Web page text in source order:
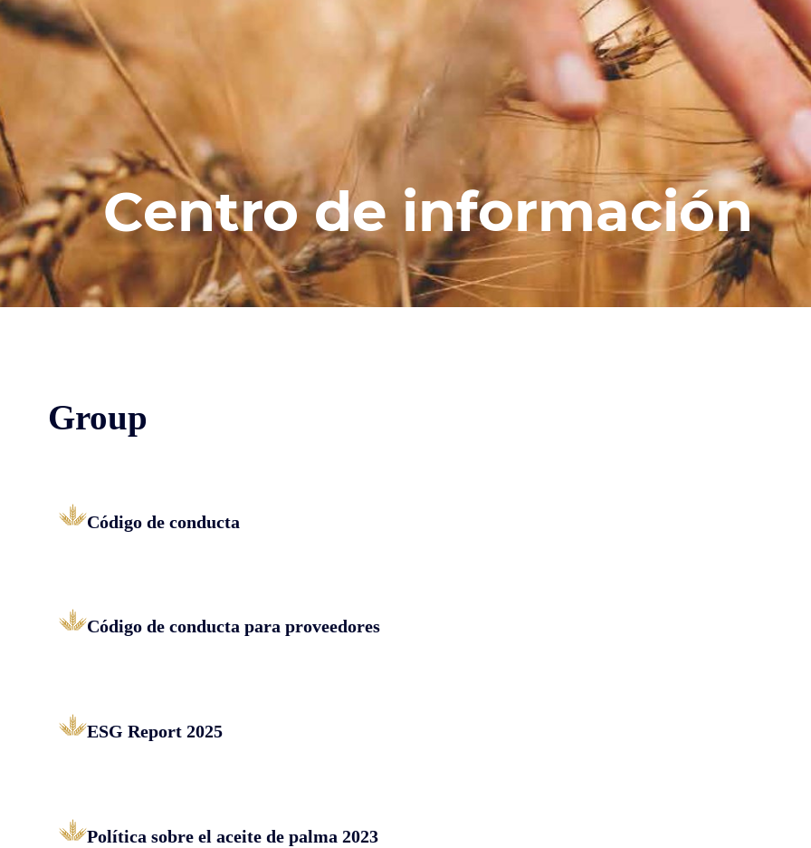
Centro de información
Group
Código de conducta
Código de conducta para proveedores
ESG Report 2025
Política sobre el aceite de palma 2023